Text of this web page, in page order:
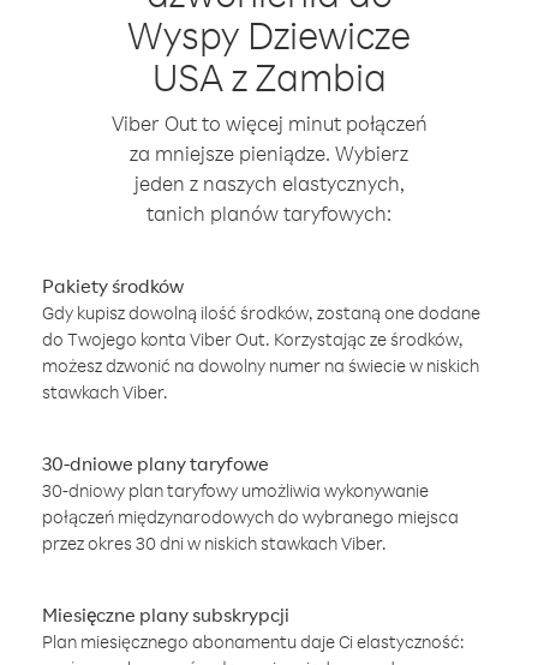
Wyspy Dziewicze
USA z Zambia
Viber Out to więcej minut połączeń
za mniejsze pieniądze. Wybierz
jeden z naszych elastycznych,
tanich planów taryfowych:
Pakiety środków
Gdy kupisz dowolną ilość środków, zostaną one dodane
do Twojego konta Viber Out. Korzystając ze środków,
możesz dzwonić na dowolny numer na świecie w niskich
stawkach Viber.
30-dniowe plany taryfowe
30-dniowy plan taryfowy umożliwia wykonywanie
połączeń międzynarodowych do wybranego miejsca
przez okres 30 dni w niskich stawkach Viber.
Miesięczne plany subskrypcji
Plan miesięcznego abonamentu daje Ci elastyczność: